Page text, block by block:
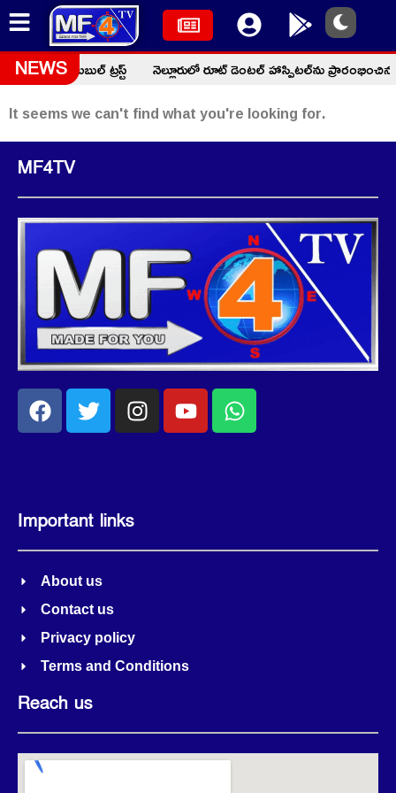
NEWSచారిటబుల్ ట్రస్ట్
నెల్లూరులో రూట్ డెంటల్ హాస్పిటల్‌ను
It seems we can't find what you're looking for.
MF4TV
Important links
About us
Contact us
Privacy policy
Terms and Conditions
Reach us